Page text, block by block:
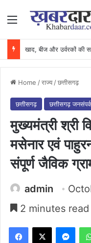
Menu
Home /राज्य /छत्तीसगढ़
छत्तीसगढ़ छत्तीसगढ़
मुख्यमंत्री श्री
मसेनार एवं
संपूर्ण जैविक
admin
2 minutes read
Facebook
X